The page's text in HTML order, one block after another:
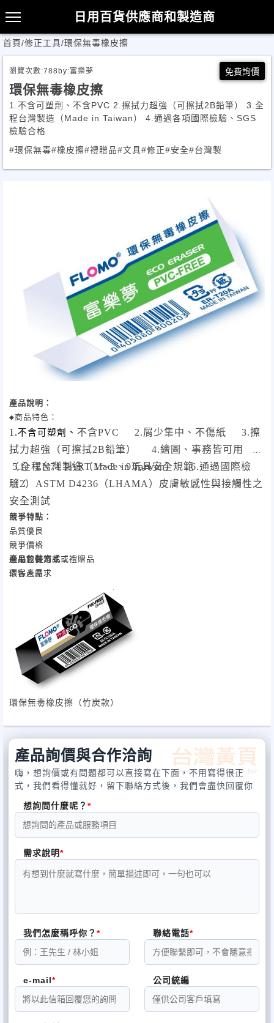
日用百貨供應商和製造商
首頁/修正工具/環保無毒橡皮擦
瀏覽次數:788 by:富樂夢 免費詢價
環保無毒橡皮擦
1.不含可塑劑、不含PVC 2.擦拭力超強（可擦拭2B鉛筆） 3.全
程台灣製造（Made in Taiwan） 4.通過各項國際檢驗、SGS
檢驗合格
#環保無毒#橡皮擦#禮贈品#文具#修正#安全#台灣製
產品說明：
1.不含可塑劑 、 不含PVC 2.屑少集中、不傷紙 3.擦
拭力超強（可擦拭2B鉛筆） 4.繪圖、事務皆可用
5.全程台灣製造（Made in Taiwan）6.通過國際檢
驗：
（1）EN71 PART 1～3、9玩具安全規範
（2） ASTM D4236 （LHAMA ）皮膚敏感性與接觸性之
安全測試
競爭特點：
品質優良
競爭價格
適用於促銷品或禮贈品
環保產品
接受原廠委託設計製造 ODM
接受原廠委託代工製造 OEM
產品包裝方式：
依客人需求
環保無毒橡皮擦（竹炭款）
產品詢價與合作洽詢
嗨，想詢價或有問題都可以直接寫在下面，不用寫得很正
式，我們看得懂就好，留下聯絡方式後，我們會盡快回覆你
想詢問什麼呢？
需求說明
我們怎麼稱呼你？ 聯絡電話
e-mail 公司統編